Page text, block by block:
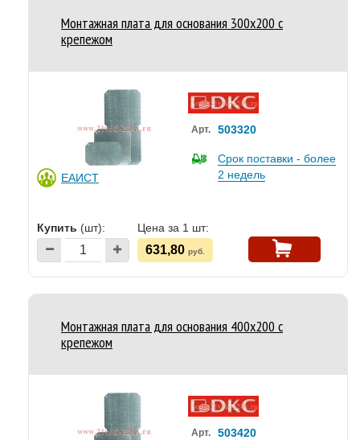
Монтажная плата для основания 300x200 с
крепежом
ЕАИСТ
Арт. 503320
Срок поставки - более
2 недель
Купить (шт): Цена за 1 шт:
631,80 руб.
Монтажная плата для основания 400x200 с
крепежом
Арт. 503420